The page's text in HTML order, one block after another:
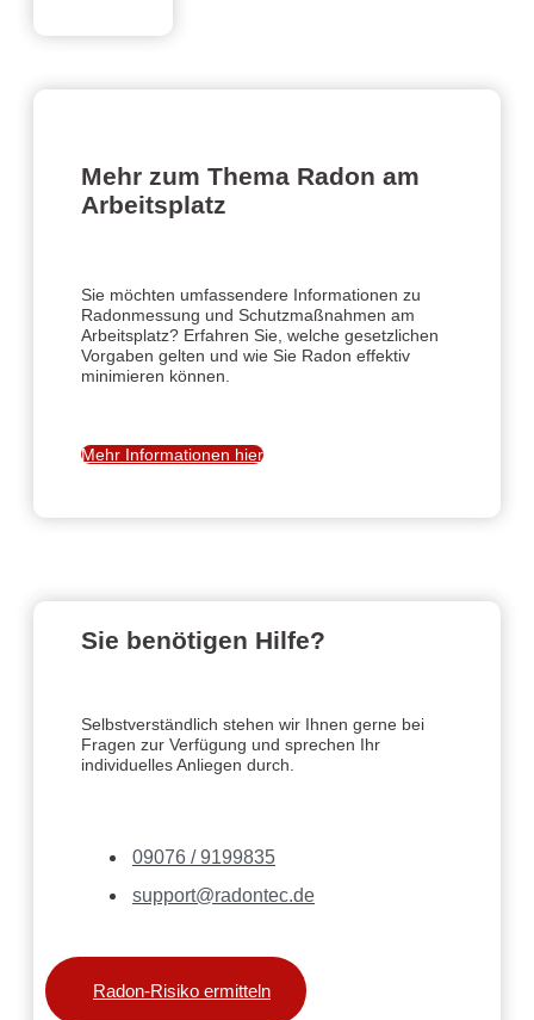
Mehr zum Thema Radon am
Arbeitsplatz
Sie möchten umfassendere Informationen zu
Radonmessung und Schutzmaßnahmen am
Arbeitsplatz? Erfahren Sie, welche gesetzlichen
Vorgaben gelten und wie Sie Radon effektiv
minimieren können.
Mehr Informationen hier
Sie benötigen Hilfe?
Selbstverständlich stehen wir Ihnen gerne bei
Fragen zur Verfügung und sprechen Ihr
individuelles Anliegen durch.
09076 / 9199835
support@radontec.de
Radon-Risiko ermitteln